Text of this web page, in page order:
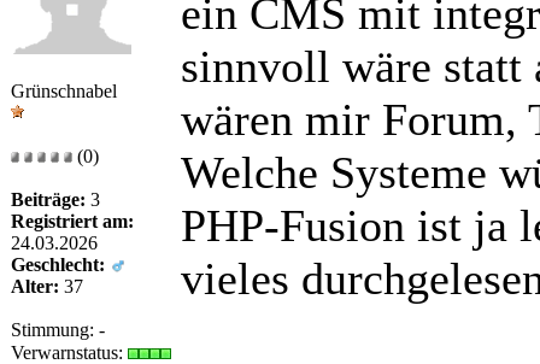
Grünschnabel
(0)
Beiträge: 3
Registriert am:
24.03.2026
Geschlecht:
Alter: 37
Stimmung: -
ein CMS mit
sinnvoll wäre statt
wären mir Forum,
Welche Systeme
PHP-Fusion ist ja
vieles
Verwarnstatus: